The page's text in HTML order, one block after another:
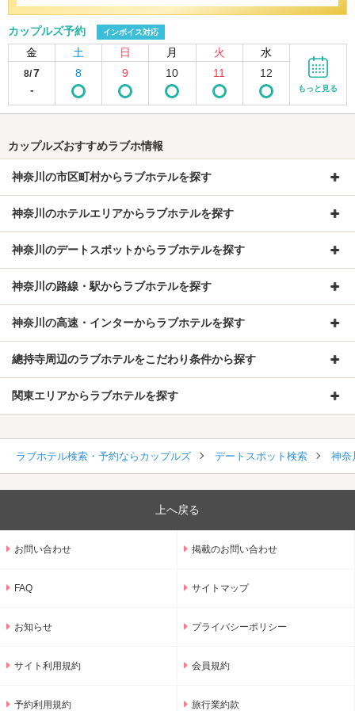
カップルズ予約 インボイス対応
金 土 日 月 火 水
8/7
-
8 9 10 11 12
もっと見る
カップルズおすすめラブホ情報
神奈川の市区町村からラブホテルを探す
神奈川のホテルエリアからラブホテルを探す
神奈川のデートスポットからラブホテルを探す
神奈川の路線・駅からラブホテルを探す
神奈川の高速・インターからラブホテルを探す
總持寺周辺のラブホテルをこだわり条件から探す
関東エリアからラブホテルを探す
ラブホテル検索・予約ならカップルズ デートスポット検索 神奈
上へ戻る
お問い合わせ 掲載のお問い合わせ
FAQ サイトマップ
お知らせ プライバシーポリシー
サイト利用規約 会員規約
予約利用規約 旅行業約款